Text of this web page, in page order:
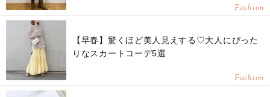
Fashion
【早春】驚くほど美人見えする♡大人にぴった
りなスカートコーデ5選
Fashion